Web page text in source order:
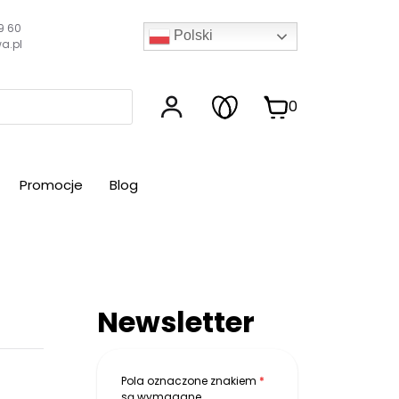
60
Polski
0
Promocje Blog
Newsletter
Pola oznaczone znakiem *